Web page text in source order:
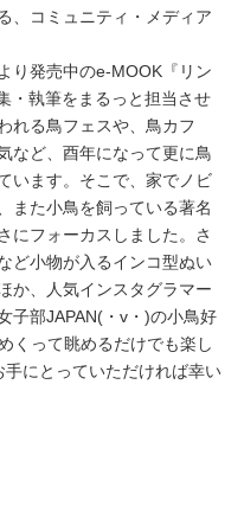
、コミュニティ・メディア
り発売中のe-MOOK『リン
・執筆をまるっと担当させ
れる鳥フェスや、鳥カフ
など、酉年になって更に鳥
います。そこで、家でノビ
また小鳥を飼っている著名
にフォーカスしました。さ
ど小物が入るインコ型ぬい
か、人気インスタグラマー
子部JAPAN(・v・)の小鳥好
くって眺めるだけでも楽し
にとっていただければ幸い